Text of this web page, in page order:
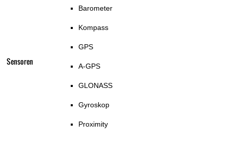
Sensoren
Barometer
Kompass
GPS
A-GPS
GLONASS
Gyroskop
Proximity